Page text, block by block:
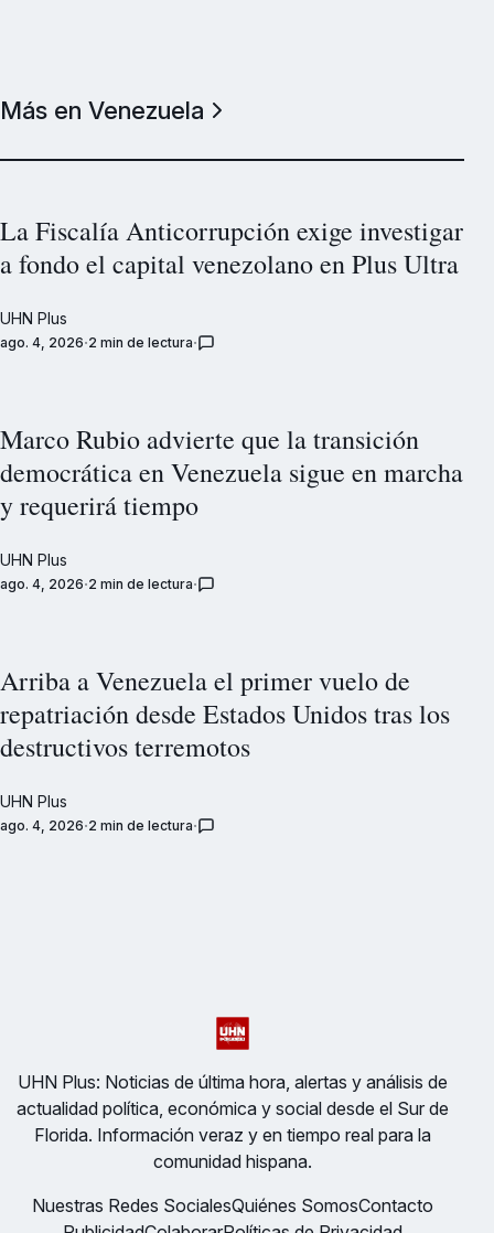
Más en Venezuela
La Fiscalía Anticorrupción exige investigar
a fondo el capital venezolano en Plus Ultra
UHN Plus
ago. 4, 2026 2 min de lectura
Marco Rubio advierte que la transición
democrática en Venezuela sigue en marcha
y requerirá tiempo
UHN Plus
ago. 4, 2026 2 min de lectura
Arriba a Venezuela el primer vuelo de
repatriación desde Estados Unidos tras los
destructivos terremotos
UHN Plus
ago. 4, 2026 2 min de lectura
UHN Plus: Noticias de última hora, alertas y análisis de
actualidad política, económica y social desde el Sur de
Florida. Información veraz y en tiempo real para la
comunidad hispana.
Nuestras Redes SocialesQuiénes SomosContacto